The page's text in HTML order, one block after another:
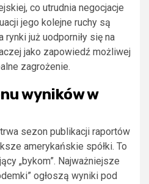
co utrudnia negocjacje
jego kolejne ruchy są
już uodporniły się na
jako zapowiedź możliwej
zagrożenie.
wyników w
sezon publikacji raportów
amerykańskie spółki. To
„bykom”. Najważniejsze
ogłoszą wyniki pod